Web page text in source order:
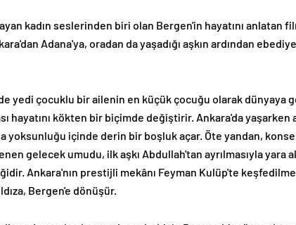
kadın seslerinden biri olan Bergen'in hayatını anlatan
Adana'ya, oradan da yaşadığı aşkın ardından
yedi çocuklu bir ailenin en küçük çocuğu olarak dünyaya
hayatını kökten bir biçimde değiştirir. Ankara'da
yoksunluğu içinde derin bir boşluk açar. Öte yandan,
gelecek umudu, ilk aşkı Abdullah'tan ayrılmasıyla yara
Ankara'nın prestijli mekânı Feyman Kulüp'te
Bergen'e dönüşür.